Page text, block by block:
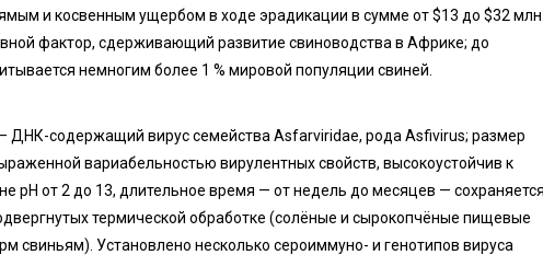
и косвенным ущербом в ходе эрадикации в сумме от $13 до $32 млн.
фактор, сдерживающий развитие свиноводства в Африке; до
немногим более 1 % мировой популяции свиней.
ДНК-содержащий вирус семейства Asfarviridae, рода Asfivirus; размер
вариабельностью вирулентных свойств, высокоустойчив к
рН от 2 до 13, длительное время — от недель до месяцев —
термической обработке (солёные и сырокопчёные пищевые
свиньям). Установлено несколько сероиммуно- и генотипов вируса